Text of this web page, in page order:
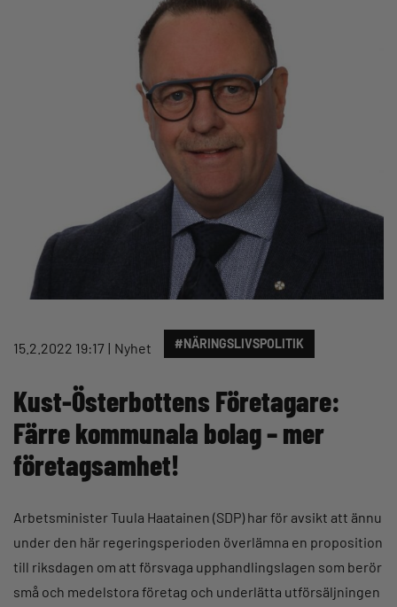
15.2.2022 19:17 Nyhet #NÄRINGSLIVSPOLITIK
Kust-Österbottens Företagare:
Färre kommunala bolag – mer
företagsamhet!
Arbetsminister Tuula Haatainen (SDP) har för avsikt att ännu
under den här regeringsperioden överlämna en proposition
till riksdagen om att försvaga upphandlingslagen som berör
små och medelstora företag och underlätta utförsäljningen